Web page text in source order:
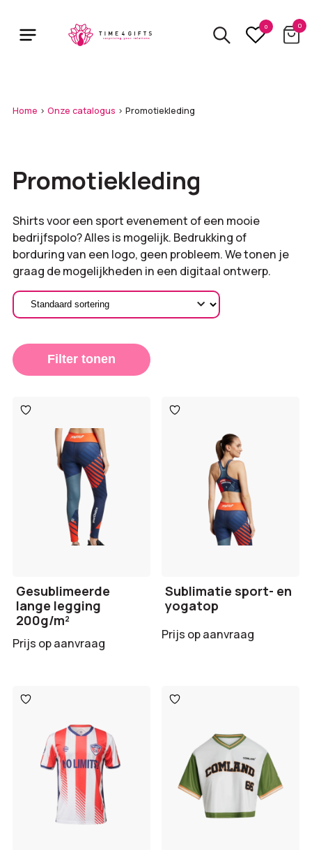
main
0 0
Home > Onze catalogus > Promotiekleding
Promotiekleding
Shirts voor een sport evenement of een mooie
bedrijfspolo? Alles is mogelijk. Bedrukking of
borduring van een logo, geen probleem. We tonen je
graag de mogelijkheden in een digitaal ontwerp.
Filter tonen
Toevoegen
aan
verlanglijst
Gesublimeerde
lange legging
200g/m²
Prijs op aanvraag
Toevoegen
aan
Sublimatie sport- en
yogatop
Prijs op aanvraag
Toevoegen
aan
Toevoegen
aan